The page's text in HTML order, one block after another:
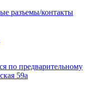
по предварительному
59а
разъемы/контакты